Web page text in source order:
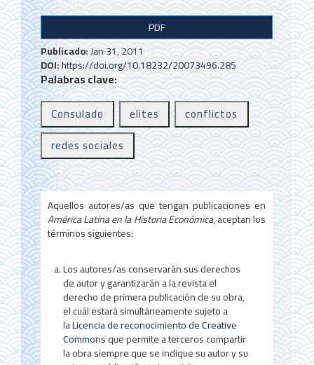
B
a
r
r
a
l
a
t
e
r
a
l
d
e
l
PDF
Publicado:Jan 31, 2011
DOI:https://doi.org/10.18232/20073496.285
Palabras clave:
Consulado
elites
conflictos
redes sociales
Aquellos autores/as que tengan publicaciones en
América Latina en la Historia Económica, aceptan los
términos siguientes:
Los autores/as conservarán sus derechos
de autor y garantizarán a la revista el
derecho de primera publicación de su obra,
el cuál estará simultáneamente sujeto a
laLicencia de reconocimiento de Creative
Commonsque permite a terceros compartir
la obra siempre que se indique su autor y su